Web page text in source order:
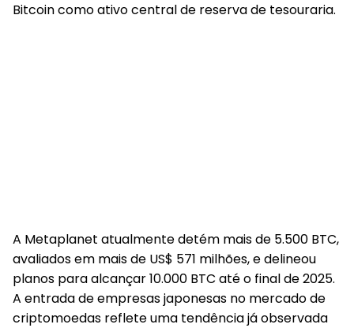
Bitcoin como ativo central de reserva de tesouraria.
A Metaplanet atualmente detém mais de 5.500 BTC,
avaliados em mais de US$ 571 milhões, e delineou
planos para alcançar 10.000 BTC até o final de 2025.
A entrada de empresas japonesas no mercado de
criptomoedas reflete uma tendência já observada